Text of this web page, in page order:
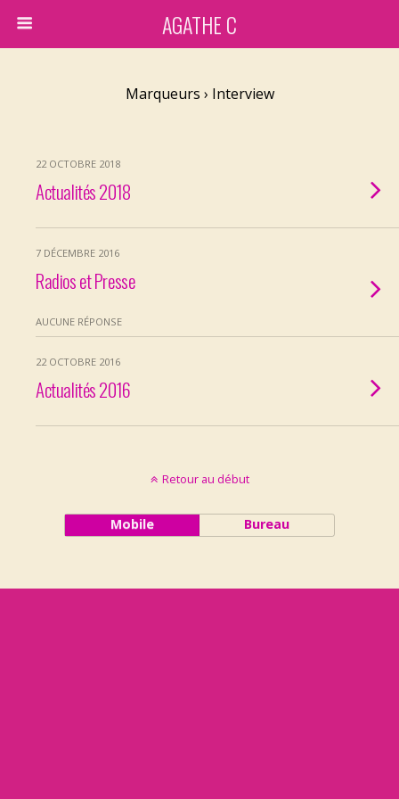
AGATHE C
Marqueurs › Interview
22 OCTOBRE 2018
Actualités 2018
7 DÉCEMBRE 2016
Radios et Presse
AUCUNE RÉPONSE
22 OCTOBRE 2016
Actualités 2016
Retour au début
Mobile Bureau